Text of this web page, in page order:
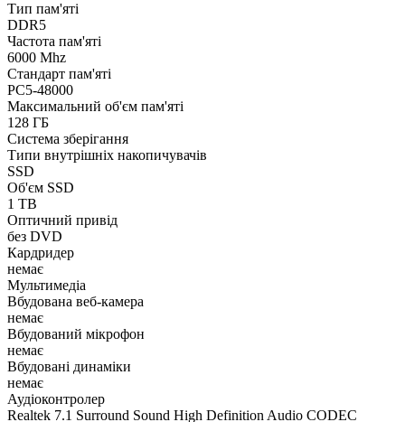
Тип пам'яті
DDR5
Частота пам'яті
6000 Mhz
Стандарт пам'яті
PC5-48000
Максимальний об'єм пам'яті
128 ГБ
Система зберігання
Типи внутрішніх накопичувачів
SSD
Об'єм SSD
1 TB
Оптичний привід
без DVD
Кардридер
немає
Мультимедіа
Вбудована веб-камера
немає
Вбудований мікрофон
немає
Вбудовані динаміки
немає
Аудіоконтролер
Realtek 7.1 Surround Sound High Definition Audio CODEC